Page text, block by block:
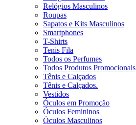
Relógios Masculinos
Roupas
Sapatos e Kits Masculinos
Smartphones
T-Shirts
Tenis Fila
Todos os Perfumes
Todos Produtos Promocionais
Tênis e Calçados
Tênis e Calçados.
Vestidos
Óculos em Promoção
Óculos Femininos
Óculos Masculinos